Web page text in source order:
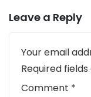
Leave a Reply
Your email
Required
Comment *